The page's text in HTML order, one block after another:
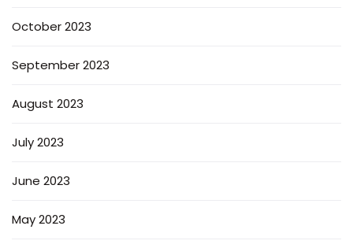
October 2023
September 2023
August 2023
July 2023
June 2023
May 2023